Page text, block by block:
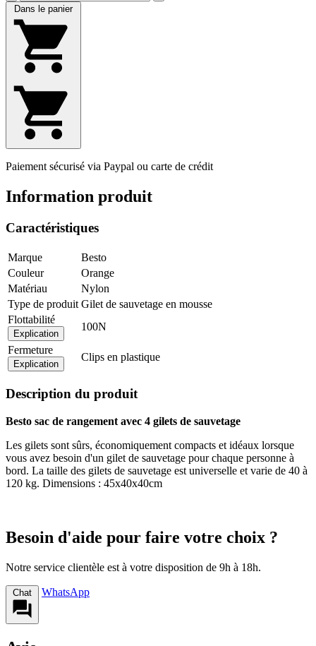
Dans le panier
Paiement sécurisé via Paypal ou carte de crédit
Information produit
Caractéristiques
Marque
Besto
Couleur
Orange
Matériau
Nylon
Type de produit Gilet de sauvetage en mousse
Flottabilité
Explication
100N
Fermeture
Explication
Clips en plastique
Description du produit
Besto sac de rangement avec 4 gilets de sauvetage
Les gilets sont sûrs, économiquement compacts et idéaux lorsque
vous avez besoin d'un gilet de sauvetage pour chaque personne à
bord. La taille des gilets de sauvetage est universelle et varie de 40 à
120 kg. Dimensions : 45x40x40cm
Besoin d'aide pour faire votre choix ?
Notre service clientèle est à votre disposition de 9h à 18h.
Chat WhatsApp